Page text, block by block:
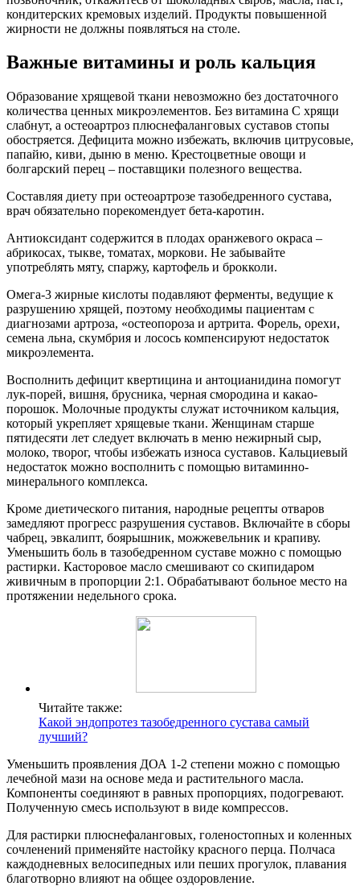
кондитерских кремовых изделий. Продукты повышенной
жирности не должны появляться на столе.
Важные витамины и роль кальция
Образование хрящевой ткани невозможно без достаточного
количества ценных микроэлементов. Без витамина С хрящи
слабнут, а остеоартроз плюснефаланговых суставов стопы
обостряется. Дефицита можно избежать, включив цитрусовые,
папайю, киви, дыню в меню. Крестоцветные овощи и
болгарский перец – поставщики полезного вещества.
Составляя диету при остеоартрозе тазобедренного сустава,
врач обязательно порекомендует бета-каротин.
Антиоксидант содержится в плодах оранжевого окраса –
абрикосах, тыкве, томатах, моркови. Не забывайте
употреблять мяту, спаржу, картофель и брокколи.
Омега-3 жирные кислоты подавляют ферменты, ведущие к
разрушению хрящей, поэтому необходимы пациентам с
диагнозами артроза, «остеопороза и артрита. Форель, орехи,
семена льна, скумбрия и лосось компенсируют недостаток
микроэлемента.
Восполнить дефицит квертицина и антоцианидина помогут
лук-порей, вишня, брусника, черная смородина и какао-
порошок. Молочные продукты служат источником кальция,
который укрепляет хрящевые ткани. Женщинам старше
пятидесяти лет следует включать в меню нежирный сыр,
молоко, творог, чтобы избежать износа суставов. Кальциевый
недостаток можно восполнить с помощью витаминно-
минерального комплекса.
Кроме диетического питания, народные рецепты отваров
замедляют прогресс разрушения суставов. Включайте в сборы
чабрец, эвкалипт, боярышник, можжевельник и крапиву.
Уменьшить боль в тазобедренном суставе можно с помощью
растирки. Касторовое масло смешивают со скипидаром
живичным в пропорции 2:1. Обрабатывают больное место на
протяжении недельного срока.
Читайте также:
Какой эндопротез тазобедренного сустава самый
лучший?
Уменьшить проявления ДОА 1-2 степени можно с помощью
лечебной мази на основе меда и растительного масла.
Компоненты соединяют в равных пропорциях, подогревают.
Полученную смесь используют в виде компрессов.
Для растирки плюснефаланговых, голеностопных и коленных
сочленений применяйте настойку красного перца. Полчаса
каждодневных велосипедных или пеших прогулок, плавания
благотворно влияют на общее оздоровление.